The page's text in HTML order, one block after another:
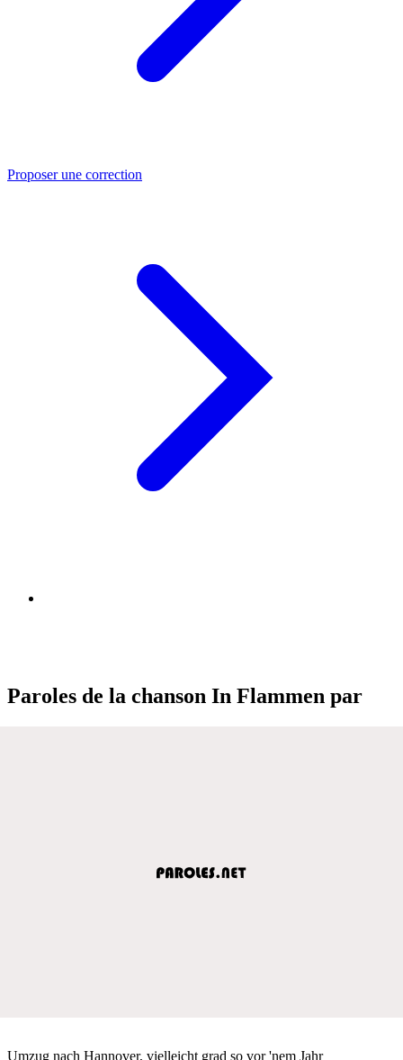
Proposer une correction
Paroles de la chanson In Flammen par
Umzug nach Hannover, vielleicht grad so vor 'nem Jahr